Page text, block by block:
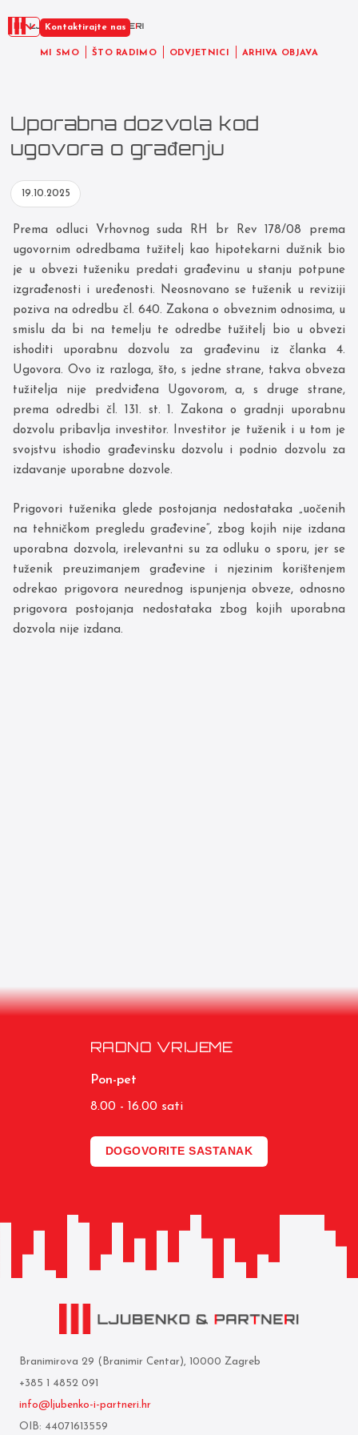
MI SMO ŠTO RADIMO ODVJETNICI ARHIVA OBJAVA
Kontaktirajte nas
Uporabna dozvola kod
ugovora o građenju
19.10.2025
Prema odluci Vrhovnog suda RH br Rev 178/08 prema
ugovornim odredbama tužitelj kao hipotekarni dužnik bio
je u obvezi tuženiku predati građevinu u stanju potpune
izgrađenosti i uređenosti. Neosnovano se tuženik u reviziji
poziva na odredbu čl. 640. Zakona o obveznim odnosima, u
smislu da bi na temelju te odredbe tužitelj bio u obvezi
ishoditi uporabnu dozvolu za građevinu iz članka 4.
Ugovora. Ovo iz razloga, što, s jedne strane, takva obveza
tužitelja nije predviđena Ugovorom, a, s druge strane,
prema odredbi čl. 131. st. 1. Zakona o gradnji uporabnu
dozvolu pribavlja investitor. Investitor je tuženik i u tom je
svojstvu ishodio građevinsku dozvolu i podnio dozvolu za
izdavanje uporabne dozvole.
Prigovori tuženika glede postojanja nedostataka „uočenih
na tehničkom pregledu građevine“, zbog kojih nije izdana
uporabna dozvola, irelevantni su za odluku o sporu, jer se
tuženik preuzimanjem građevine i njezinim korištenjem
odrekao prigovora neurednog ispunjenja obveze, odnosno
prigovora postojanja nedostataka zbog kojih uporabna
dozvola nije izdana.
RADNO VRIJEME
Pon-pet
8.00 - 16.00 sati
DOGOVORITE SASTANAK
Branimirova 29 (Branimir Centar), 10000 Zagreb
+385 1 4852 091
info@ljubenko-i-partneri.hr
OIB: 44071613559